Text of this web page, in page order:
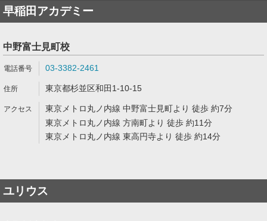
早稲田アカデミー
中野富士見町校
03-3382-2461
東京都杉並区和田1-10-15
東京メトロ丸ノ内線 中野富士見町より 徒歩 約7分
東京メトロ丸ノ内線 方南町より 徒歩 約11分
東京メトロ丸ノ内線 東高円寺より 徒歩 約14分
ユリウス